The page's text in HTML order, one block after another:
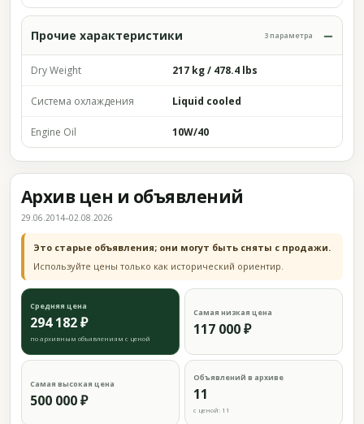
Прочие характеристики 3 параметра
Dry Weight 217 kg / 478.4 lbs
Система охлаждения Liquid cooled
Engine Oil 10W/40
Архив цен и объявлений
29.06.2014–02.08.2026
Это старые объявления; они могут быть сняты с продажи.
Используйте цены только как исторический ориентир.
Средняя цена
294 182 ₽
по архивным объявлениям с ценой
Самая низкая цена
117 000 ₽
Самая высокая цена
500 000 ₽
Объявлений в архиве
11
с ценой: 11